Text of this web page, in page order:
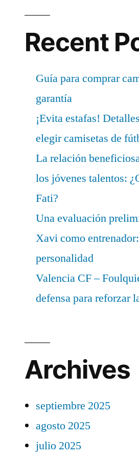
Recent
Guía para comprar
garantía
¡Evita estafas!
elegir camisetas de
La relación
los jóvenes talentos:
Fati?
Una evaluación
Xavi como
personalidad
Valencia CF –
defensa para reforzar
Archives
septiembre 2025
agosto 2025
julio 2025